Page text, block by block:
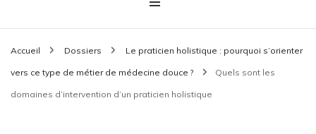
Accueil Dossiers Le praticien holistique : pourquoi s’orienter
vers ce type de métier de médecine douce ? Quels sont les
domaines d’intervention d’un praticien holistique